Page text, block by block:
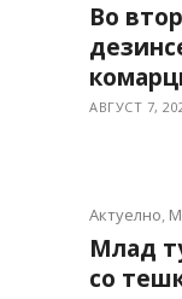
Во
АВГУСТ 7,
Актуелно,
Млад
со